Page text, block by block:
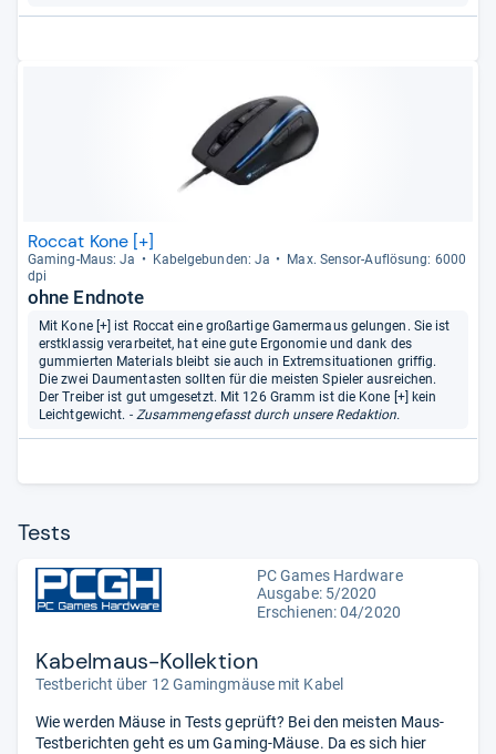
Roccat Kone [+]
Gaming-​Maus: Ja Kabel­ge­bun­den: Ja
Max. Sen­sor-​Auf­lö­sung: 6000
dpi
ohne Endnote
Mit Kone [+] ist Roccat eine großartige Gamermaus gelungen. Sie ist
erstklassig verarbeitet, hat eine gute Ergonomie und dank des
gummierten Materials bleibt sie auch in Extremsituationen griffig.
Die zwei Daumentasten sollten für die meisten Spieler ausreichen.
Der Treiber ist gut umgesetzt. Mit 126 Gramm ist die Kone [+] kein
Leichtgewicht. - Zusammengefasst durch unsere Redaktion.
Tests
PC Games Hardware
Ausgabe: 5/2020
Erschienen: 04/2020
Kabelmaus-Kollektion
Testbericht über 12 Gamingmäuse mit Kabel
Wie werden Mäuse in Tests geprüft? Bei den meisten Maus-
Testberichten geht es um Gaming-Mäuse. Da es sich hier